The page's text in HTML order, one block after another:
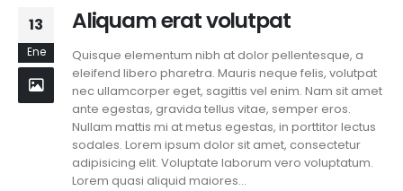
13
Ene
Aliquam erat volutpat
Quisque elementum nibh at dolor pellentesque, a
eleifend libero pharetra. Mauris neque felis, volutpat
nec ullamcorper eget, sagittis vel enim. Nam sit amet
ante egestas, gravida tellus vitae, semper eros.
Nullam mattis mi at metus egestas, in porttitor lectus
sodales. Lorem ipsum dolor sit amet, consectetur
adipisicing elit. Voluptate laborum vero voluptatum.
Lorem quasi aliquid maiores...